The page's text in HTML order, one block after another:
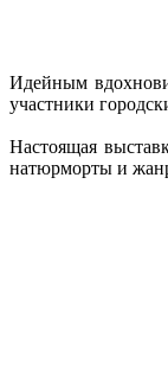
Идейным
участники
Настоящая
натюрморты и